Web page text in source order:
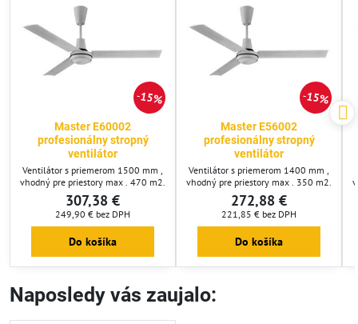
15%
Master E60002
profesionálny stropný
ventilátor
Ventilátor s priemerom 1500 mm ,
vhodný pre priestory max . 470 m2.
307,38 €
249,90 € bez DPH
Do košíka
15%
Master E56002
profesionálny stropný
ventilátor
Ventilátor s priemerom 1400 mm ,
vhodný pre priestory max . 350 m2.
272,88 €
221,85 € bez DPH
Do košíka
Naposledy vás zaujalo: